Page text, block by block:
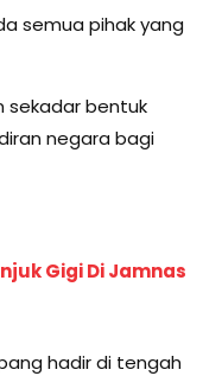
semua pihak yang
sekadar bentuk
negara bagi
Gigi Di Jamnas
hadir di tengah